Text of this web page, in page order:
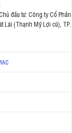
đầu tư: Công ty Cổ Phần
Lái (Thạnh Mỹ Lợi cũ), TP.